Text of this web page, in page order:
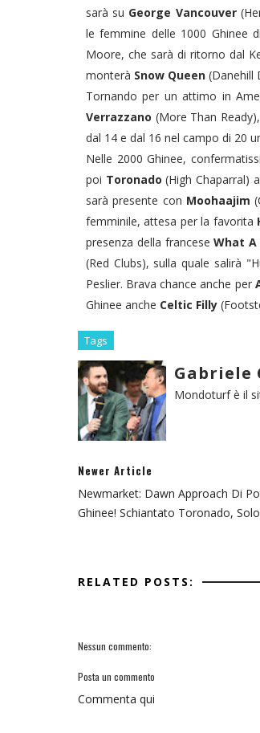
sarà su George Vancouver
le femmine delle 1000 Ghinee
Moore, che sarà di ritorno dal
monterà Snow Queen (Danehill
Tornando per un attimo in
Verrazzano (More Than
dal 14 e dal 16 nel campo di 20
Nelle 2000 Ghinee,
poi Toronado (High Chaparral)
sarà presente con Moohaajim
femminile, attesa per la favorita
presenza della franceseWhat A
(Red Clubs), sulla quale salirà
Peslier. Brava chance anche per
Ghinee anche Celtic Filly
Tags
Gabriele
Mondoturf è il
Newer Article
Newmarket: Dawn Approach Di
Ghinee! Schiantato Toronado,
RELATED POSTS:
Nessun commento:
Posta un commento
Commenta qui